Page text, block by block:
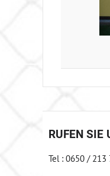
RUFEN SIE
Tel : 0650 / 213